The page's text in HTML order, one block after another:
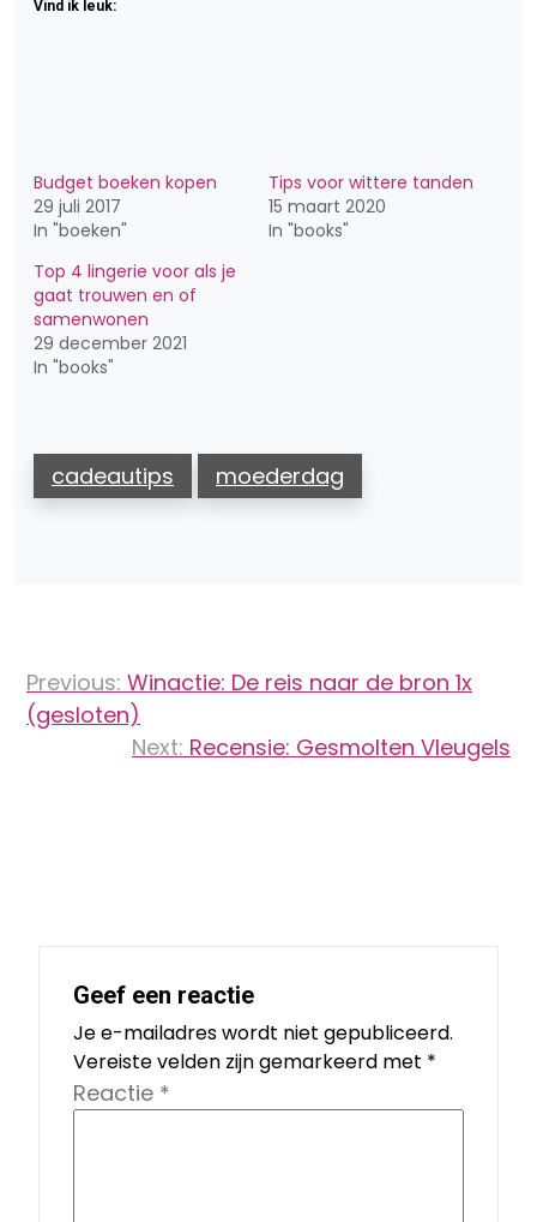
Vind ik leuk:
Budget boeken kopen
29 juli 2017
In "boeken"
Tips voor wittere tanden
15 maart 2020
In "books"
Top 4 lingerie voor als je
gaat trouwen en of
samenwonen
29 december 2021
In "books"
cadeautips moederdag
navigatie
Previous: Winactie: De reis naar de bron 1x
(gesloten)
Next: Recensie: Gesmolten Vleugels
Geef een reactie
Je e-mailadres wordt niet gepubliceerd.
Vereiste velden zijn gemarkeerd met *
Reactie *